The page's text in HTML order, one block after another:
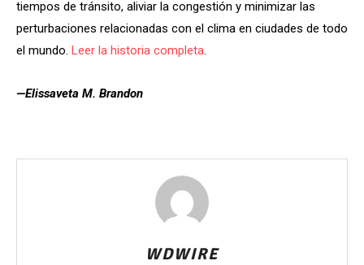
tiempos de tránsito, aliviar la congestión y minimizar las
perturbaciones relacionadas con el clima en ciudades de todo
el mundo. Leer la historia completa.
—Elissaveta M. Brandon
WDWIRE